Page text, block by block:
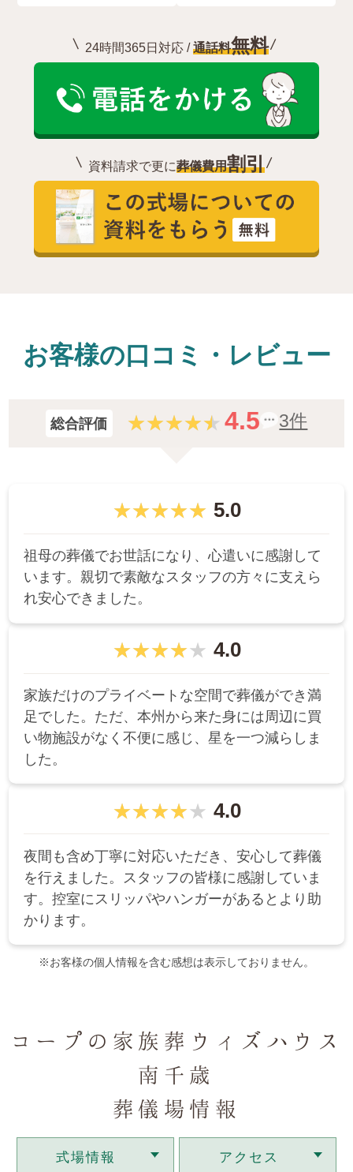
24時間365日対応 /通話料無料
資料請求で更に葬儀費用割引
お客様の口コミ・レビュー
総合評価 4.5 3件
5.0
祖母の葬儀でお世話になり、心遣いに感謝して
います。親切で素敵なスタッフの方々に支えら
れ安心できました。
4.0
家族だけのプライベートな空間で葬儀ができ満
足でした。ただ、本州から来た身には周辺に買
い物施設がなく不便に感じ、星を一つ減らしま
した。
4.0
夜間も含め丁寧に対応いただき、安心して葬儀
を行えました。スタッフの皆様に感謝していま
す。控室にスリッパやハンガーがあるとより助
かります。
※お客様の個人情報を含む感想は表示しておりません。
コープの家族葬ウィズハウス
南千歳
葬儀場情報
式場情報 アクセス